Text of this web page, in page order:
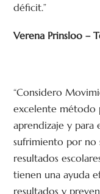
déficit.”
Verena Prinsloo –
“Considero
excelente método
aprendizaje y para
sufrimiento por no
resultados
tienen una ayuda
resultados y